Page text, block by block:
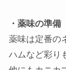
・薬味の準備
薬味は定番の
ハムなど彩り